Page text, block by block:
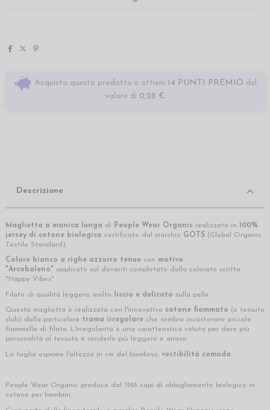
Acquista questo prodotto e ottieni 14 PUNTI PREMIO del
valore di 0,28 €
Descrizione
Maglietta a manica lunga di People Wear Organic realizzata in 100%
jersey di cotone biologico certificato dal marchio GOTS (Global Organic
Textile Standard).
Colore bianco a righe azzurro tenue con motivo
"Arcobaleno" applicato sul davanti completato dalla colorata scritta
"Happy Vibes" .
Filato di qualità leggera, molto liscio e delicato sulla pelle.
Questa maglietta è realizzata con l'innovativo cotone fiammato (o tessuto
slub) dalla particolare trama irregolare che sembra incastonare piccole
fiammelle di filato. L'irregolarità è una caratteristica voluta per dare più
personalità al tessuto e renderlo più leggero e arioso.
La taglia esprime l'altezza in cm del bambino, vestibilità comoda.
People Wear Organic produce dal 1993 capi di abbigliamento biologico in
cotone per bambini.